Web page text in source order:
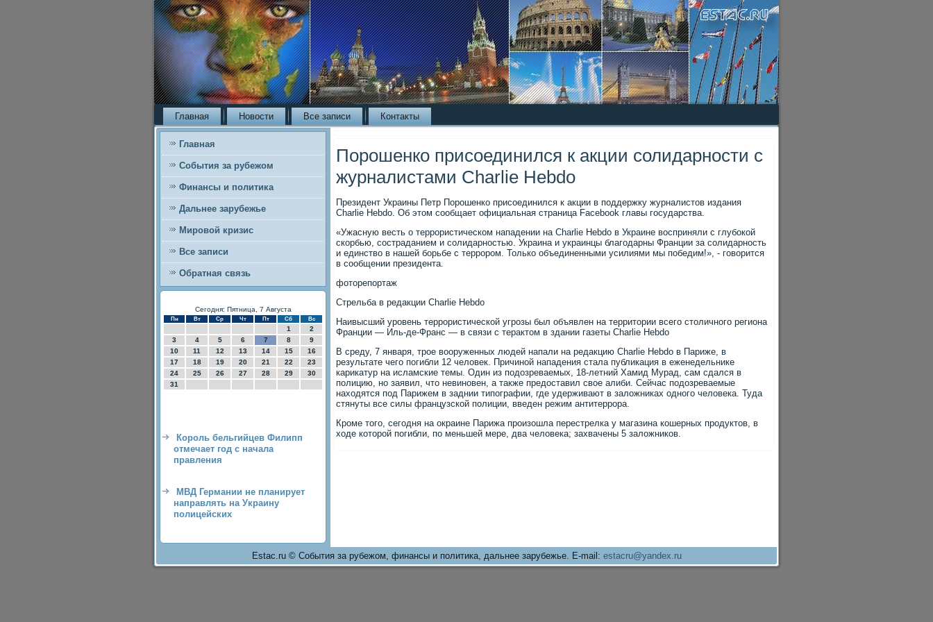
Главная Новости Все записи Контакты
Главная
События за рубежом
Финансы и политика
Дальнее зарубежье
Мировой кризис
Все записи
Обратная связь
Сегодня: Пятница, 7 Августа
Пн Вт Ср Чт Пт Сб Вс
1
2
3
4 5 6 7 8
9
10
11 12 13 14 15
16
17
18 19 20 21 22
23
24
25 26 27 28 29
30
31
Король бельгийцев Филипп
отмечает год с начала
правления
МВД Германии не планирует
направлять на Украину
полицейских
Порошенко присоединился к акции солидарности с
журналистами Charlie Hebdo
Президент Украины Петр Порошенко присоединился к акции в поддержку журналистов издания
Charlie Hebdo. Об этом сообщает официальная страница Facebook главы государства.
«Ужасную весть о террористическом нападении на Charlie Hebdo в Украине восприняли с глубокой
скорбью, состраданием и солидарностью. Украина и украинцы благодарны Франции за солидарность
и единство в нашей борьбе с террором. Только объединенными усилиями мы победим!», - говорится
в сообщении президента.
фоторепортаж
Стрельба в редакции Charlie Hebdo
Наивысший уровень террористической угрозы был объявлен на территории всего столичного региона
Франции — Иль-де-Франс — в связи с терактом в здании газеты Charlie Hebdo
В среду, 7 января, трое вооруженных людей напали на редакцию Charlie Hebdo в Париже, в
результате чего погибли 12 человек. Причиной нападения стала публикация в еженедельнике
карикатур на исламские темы. Один из подозреваемых, 18-летний Хамид Мурад, сам сдался в
полицию, но заявил, что невиновен, а также предоставил свое алиби. Сейчас подозреваемые
находятся под Парижем в заднии типографии, где удерживают в заложниках одного человека. Туда
стянуты все силы французской полиции, введен режим антитеррора.
Кроме того, сегодня на окраине Парижа произошла перестрелка у магазина кошерных продуктов, в
ходе которой погибли, по меньшей мере, два человека; захвачены 5 заложников.
Estac.ru © События за рубежом, финансы и политика, дальнее зарубежье. E-mail: estacru@yandex.ru